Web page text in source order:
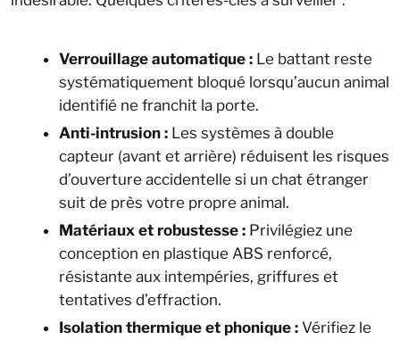
Verrouillage automatique : Le battant reste
systématiquement bloqué lorsqu’aucun animal
identifié ne franchit la porte.
Anti-intrusion : Les systèmes à double
capteur (avant et arrière) réduisent les risques
d’ouverture accidentelle si un chat étranger
suit de près votre propre animal.
Matériaux et robustesse : Privilégiez une
conception en plastique ABS renforcé,
résistante aux intempéries, griffures et
tentatives d’effraction.
Isolation thermique et phonique : Vérifiez le